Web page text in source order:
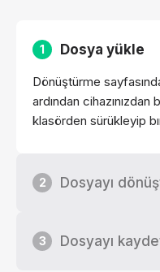
1 Dosya yükle
Dönüştürme
ardından
klasörden sürükleyip
2 Dosyayı
3 Dosyayı